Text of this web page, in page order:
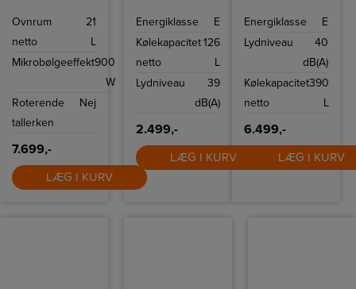
indbyggede
et perfekt
køkkenet. Du får
indbygget i et
kompakt og
stilfuldt produkt.
Ovnrum
netto
21
L
Mikrobølgeeffekt900
W
Roterende
tallerken
Nej
7.699,-
LÆG I KURV
liter.
Energiklasse
E
Kølekapacitet
netto
126
L
Lydniveau
39
dB(A)
2.499,-
LÆG I KURV
L.
Energiklasse
E
Lydniveau
40
dB(A)
Kølekapacitet
netto
390
L
6.499,-
LÆG I KURV